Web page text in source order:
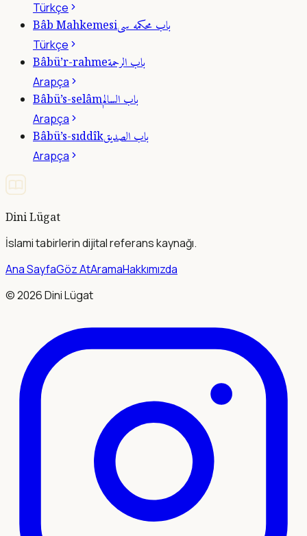
Türkçe
Bâb Mahkemesiباب محكمه سى
Türkçe
Bâbü’r-rahmeباب الرحمة
Arapça
Bâbü’s-selâmباب السالم
Arapça
Bâbü’s-sıddîkباب الصديق
Arapça
Dini Lügat
İslami tabirlerin dijital referans kaynağı.
Ana SayfaGöz AtAramaHakkımızda
©2026Dini Lügat